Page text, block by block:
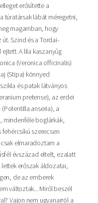
erősítette a
túratársak lábát méregetni,
magamban, hogy
Szind és a Tordai-
A lila kaszanyűg
(Veronica officinalis)
(Stipa) könnyed
és patak látványos
pretense), az erdei
anseria), a
mindenféle boglárkák,
szerecsen
elmaradoztam a
évszázad eltelt, ezalatt
erőszak áldozatai,
de az emberek
változtak... Miről beszél
Vajon nem ugyanarról a